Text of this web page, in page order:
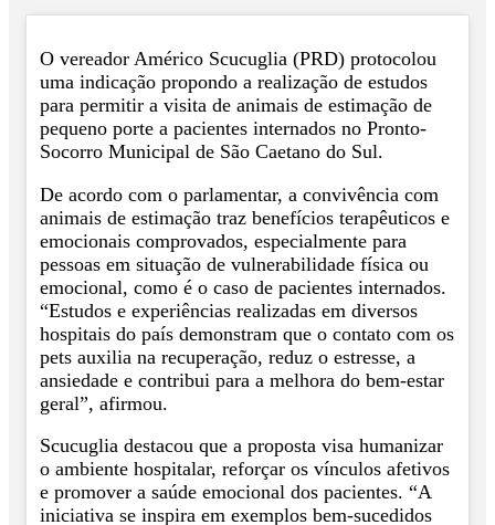
O vereador Américo Scucuglia (PRD) protocolou
uma indicação propondo a realização de estudos
para permitir a visita de animais de estimação de
pequeno porte a pacientes internados no Pronto-
Socorro Municipal de São Caetano do Sul.
De acordo com o parlamentar, a convivência com
animais de estimação traz benefícios terapêuticos e
emocionais comprovados, especialmente para
pessoas em situação de vulnerabilidade física ou
emocional, como é o caso de pacientes internados.
“Estudos e experiências realizadas em diversos
hospitais do país demonstram que o contato com os
pets auxilia na recuperação, reduz o estresse, a
ansiedade e contribui para a melhora do bem-estar
geral”, afirmou.
Scucuglia destacou que a proposta visa humanizar
o ambiente hospitalar, reforçar os vínculos afetivos
e promover a saúde emocional dos pacientes. “A
iniciativa se inspira em exemplos bem-sucedidos